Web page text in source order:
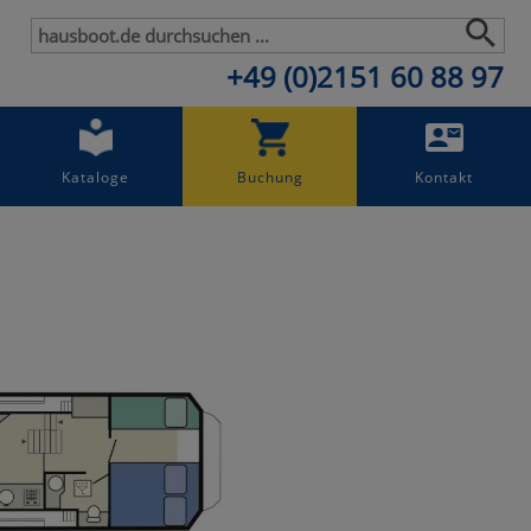
+49 (0)2151 60 88 97
Kataloge Buchung Kontakt